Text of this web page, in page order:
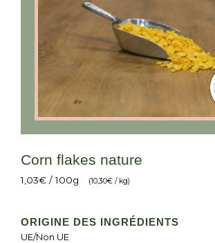
Corn flakes nature
1,03€ / 100g (10,30€ / kg)
ORIGINE DES INGRÉDIENTS
UE/Non UE